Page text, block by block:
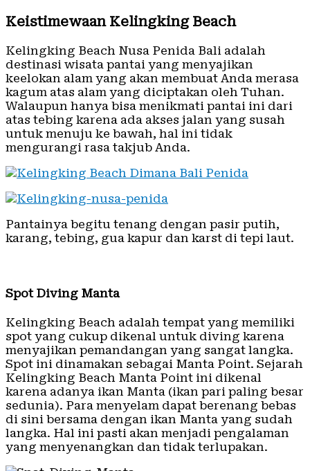
Keistimewaan Kelingking Beach
Kelingking Beach Nusa Penida Bali adalah
destinasi wisata pantai yang menyajikan
keelokan alam yang akan membuat Anda merasa
kagum atas alam yang diciptakan oleh Tuhan.
Walaupun hanya bisa menikmati pantai ini dari
atas tebing karena ada akses jalan yang susah
untuk menuju ke bawah, hal ini tidak
mengurangi rasa takjub Anda.
Pantainya begitu tenang dengan pasir putih,
karang, tebing, gua kapur dan karst di tepi laut.
Spot Diving Manta
Kelingking Beach adalah tempat yang memiliki
spot yang cukup dikenal untuk diving karena
menyajikan pemandangan yang sangat langka.
Spot ini dinamakan sebagai Manta Point. Sejarah
Kelingking Beach Manta Point ini dikenal
karena adanya ikan Manta (ikan pari paling besar
sedunia). Para menyelam dapat berenang bebas
di sini bersama dengan ikan Manta yang sudah
langka. Hal ini pasti akan menjadi pengalaman
yang menyenangkan dan tidak terlupakan.